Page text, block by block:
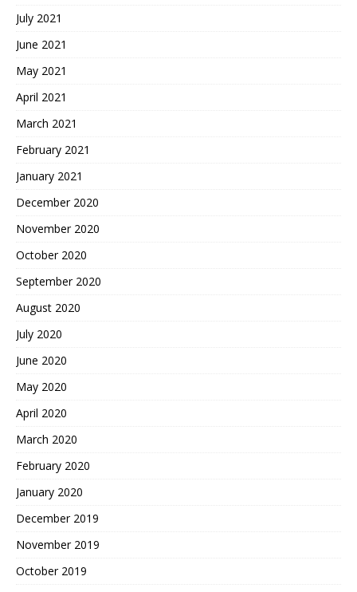
July 2021
June 2021
May 2021
April 2021
March 2021
February 2021
January 2021
December 2020
November 2020
October 2020
September 2020
August 2020
July 2020
June 2020
May 2020
April 2020
March 2020
February 2020
January 2020
December 2019
November 2019
October 2019